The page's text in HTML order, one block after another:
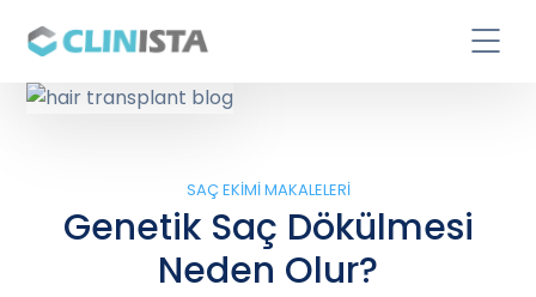
SAÇ EKIMI MAKALELERI
Genetik Saç Dökülmesi
Neden Olur?